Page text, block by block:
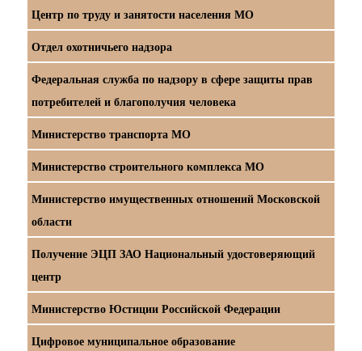
Центр по труду и занятости населения МО
Отдел охотничьего надзора
Федеральная служба по надзору в сфере защиты прав
потребителей и благополучия человека
Министерство транспорта МО
Министерство строительного комплекса МО
Министерство имущественных отношений Московской
области
Получение ЭЦП ЗАО Национальный удостоверяющий
центр
Министерство Юстиции Российской Федерации
Цифровое муниципальное образование